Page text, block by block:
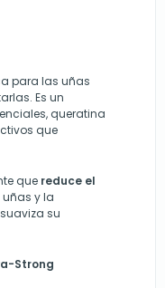
para las uñas
Es un
queratina
que
que reduce el
uñas y la
su
Strong